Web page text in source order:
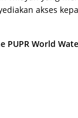
akses
PUPR World